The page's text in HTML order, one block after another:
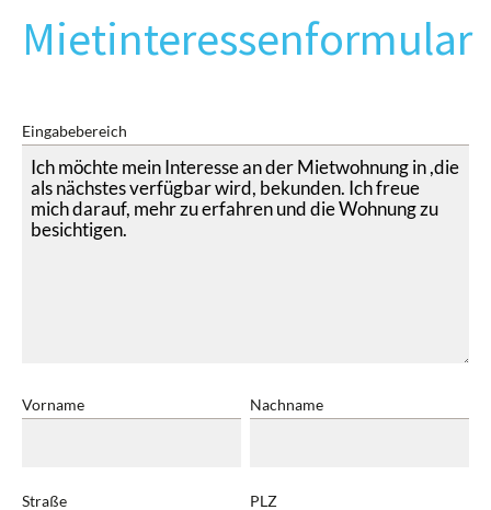
Mietinteressenformular
Eingabebereich
Vorname Nachname
Straße PLZ